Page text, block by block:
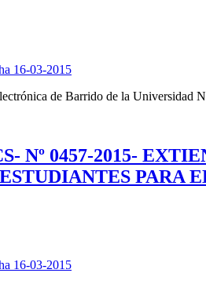
16-03-2015
de Barrido de la Universidad
Nº 0457-2015-
PARA
16-03-2015